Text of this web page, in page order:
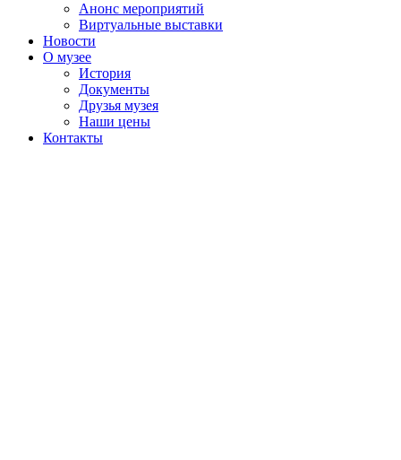
Анонс мероприятий
Виртуальные выставки
Новости
О музее
История
Документы
Друзья музея
Наши цены
Контакты